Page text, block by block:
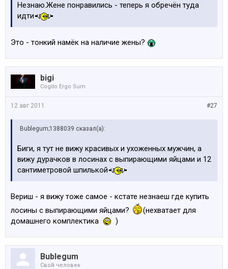
Незнаю.Жене понравились - теперь я обречён туда
идти
Это - тонкий намёк на наличие жены?
bigi
Cogito Ergo Sum
#27
12 авг 2011
Bublegum;1388039 сказал(а):
Биги, я тут не вижу красивых и ухоженных мужчин, а
вижу дурачков в лосинах с выпирающими яйцами и 12
сантиметровой шпилькой
Вериш - я вижу тоже самое - кстате незнаеш где купить
лосины с выпирающими яйцами?
(нехватает для
домашнего комплектика
)
Bublegum
Свой человек